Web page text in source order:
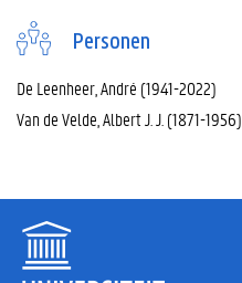
Personen
De Leenheer, André (1941-2022)
Van de Velde, Albert J. J. (1871-1956)